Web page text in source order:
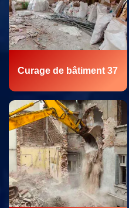
Curage de bâtiment 37